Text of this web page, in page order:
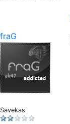
fraG
Savekas